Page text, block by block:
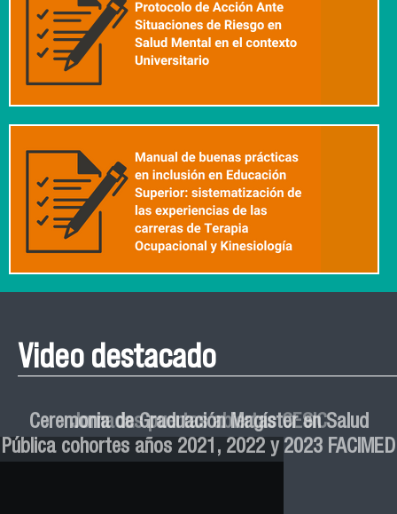
Video destacado
Manual de Buenas de Prácticas y Educación no
Sexista Libre de Violencia en Salud
Roberto Vera invita a la III Jornada de Neurociencia
e Inteligencia Artificial 2025
Jornadas puertas abiertas CESIC
Ceremonia de Graduación Magíster en Salud
Pública cohortes años 2021, 2022 y 2023 FACIMED
Esteban Aedo: “El uso de tecnología en el deporte
tiene directa relación con la inversión económica”